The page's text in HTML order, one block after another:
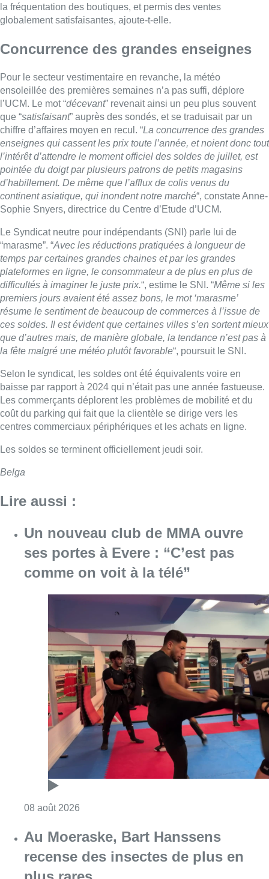
la fréquentation des boutiques, et permis des ventes
globalement satisfaisantes, ajoute-t-elle.
Concurrence des grandes enseignes
Pour le secteur vestimentaire en revanche, la météo
ensoleillée des premières semaines n’a pas suffi, déplore
l’UCM. Le mot “décevant” revenait ainsi un peu plus souvent
que “satisfaisant” auprès des sondés, et se traduisait par un
chiffre d’affaires moyen en recul. “La concurrence des grandes
enseignes qui cassent les prix toute l’année, et noient donc tout
l’intérêt d’attendre le moment officiel des soldes de juillet, est
pointée du doigt par plusieurs patrons de petits magasins
d’habillement. De même que l’afflux de colis venus du
continent asiatique, qui inondent notre marché“, constate Anne-
Sophie Snyers, directrice du Centre d’Etude d’UCM.
Le Syndicat neutre pour indépendants (SNI) parle lui de
“marasme”. “Avec les réductions pratiquées à longueur de
temps par certaines grandes chaines et par les grandes
plateformes en ligne, le consommateur a de plus en plus de
difficultés à imaginer le juste prix.“, estime le SNI. “Même si les
premiers jours avaient été assez bons, le mot ‘marasme’
résume le sentiment de beaucoup de commerces à l’issue de
ces soldes. Il est évident que certaines villes s’en sortent mieux
que d’autres mais, de manière globale, la tendance n’est pas à
la fête malgré une météo plutôt favorable“, poursuit le SNI.
Selon le syndicat, les soldes ont été équivalents voire en
baisse par rapport à 2024 qui n’était pas une année fastueuse.
Les commerçants déplorent les problèmes de mobilité et du
coût du parking qui fait que la clientèle se dirige vers les
centres commerciaux périphériques et les achats en ligne.
Les soldes se terminent officiellement jeudi soir.
Belga
Lire aussi :
Un nouveau club de MMA ouvre
ses portes à Evere : “C’est pas
comme on voit à la télé”
08 août 2026
Au Moeraske, Bart Hanssens
recense des insectes de plus en